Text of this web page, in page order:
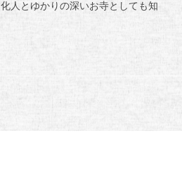
人とゆかりの深いお寺としても知